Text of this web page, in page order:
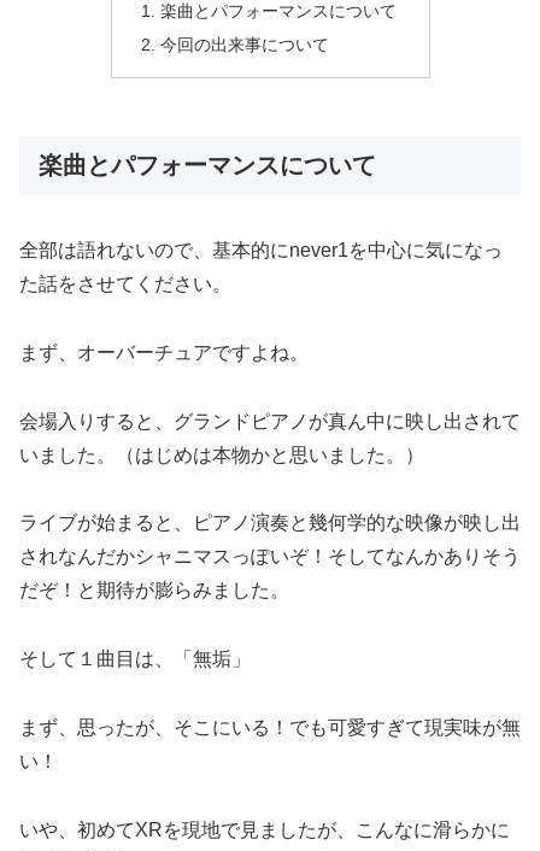
楽曲とパフォーマンスについて
今回の出来事について
楽曲とパフォーマンスについて
全部は語れないので、基本的にnever1を中心に気になっ
た話をさせてください。
まず、オーバーチュアですよね。
会場入りすると、グランドピアノが真ん中に映し出されて
いました。（はじめは本物かと思いました。）
ライブが始まると、ピアノ演奏と幾何学的な映像が映し出
されなんだかシャニマスっぽいぞ！そしてなんかありそう
だぞ！と期待が膨らみました。
そして１曲目は、「無垢」
まず、思ったが、そこにいる！でも可愛すぎて現実味が無
い！
いや、初めてXRを現地で見ましたが、こんなに滑らかに